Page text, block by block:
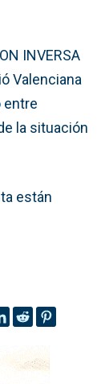
INVERSA
Valenciana
entre
la situación
están